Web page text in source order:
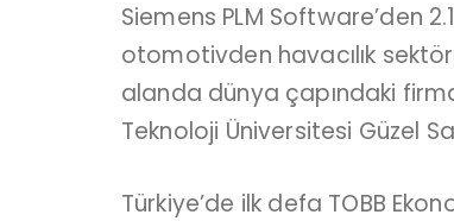
Siemens PLM Software’den
otomotivden havacılık
alanda dünya çapındaki
Teknoloji Üniversitesi Güzel
Türkiye’de ilk defa TOBB